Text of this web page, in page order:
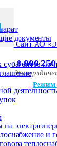
Сайт АО
8 800
для
Режим
документы
по
и